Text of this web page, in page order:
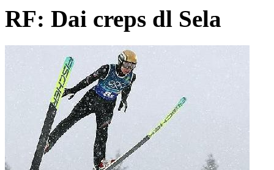
RF: Dai creps dl Sela